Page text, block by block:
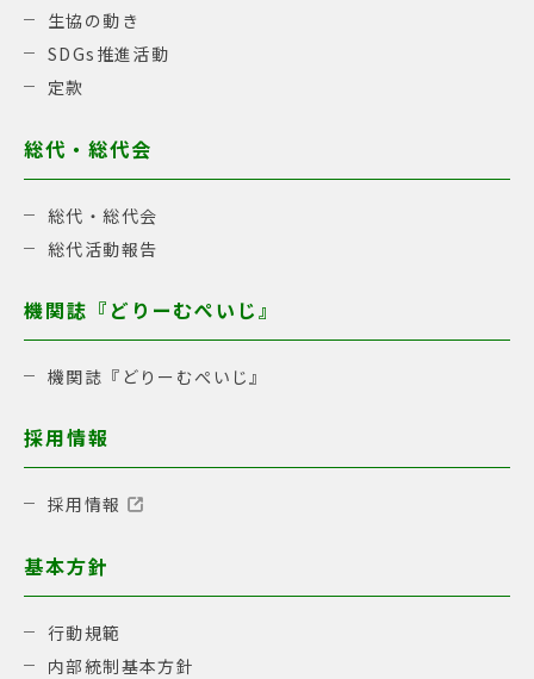
生協の動き
SDGs推進活動
定款
総代・総代会
総代・総代会
総代活動報告
機関誌『どりーむぺいじ』
機関誌『どりーむぺいじ』
採用情報
採用情報
基本方針
行動規範
内部統制基本方針